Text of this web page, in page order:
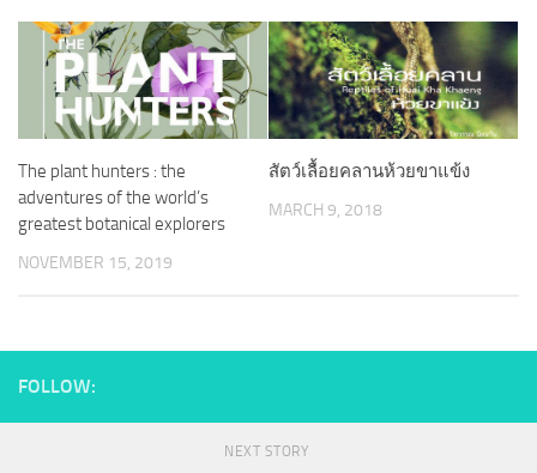
The plant hunters : the
adventures of the world’s
greatest botanical explorers
NOVEMBER 15, 2019
สัตว์เลื้อยคลานห้วยขาแข้ง
MARCH 9, 2018
FOLLOW:
NEXT STORY